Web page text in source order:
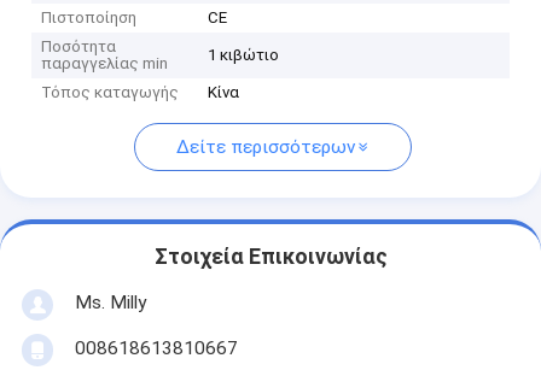
Πιστοποίηση
CE
Ποσότητα
παραγγελίας min
1 κιβώτιο
Τόπος καταγωγής Κίνα
Δείτε περισσότερων
Στοιχεία Επικοινωνίας
Ms. Milly
008618613810667